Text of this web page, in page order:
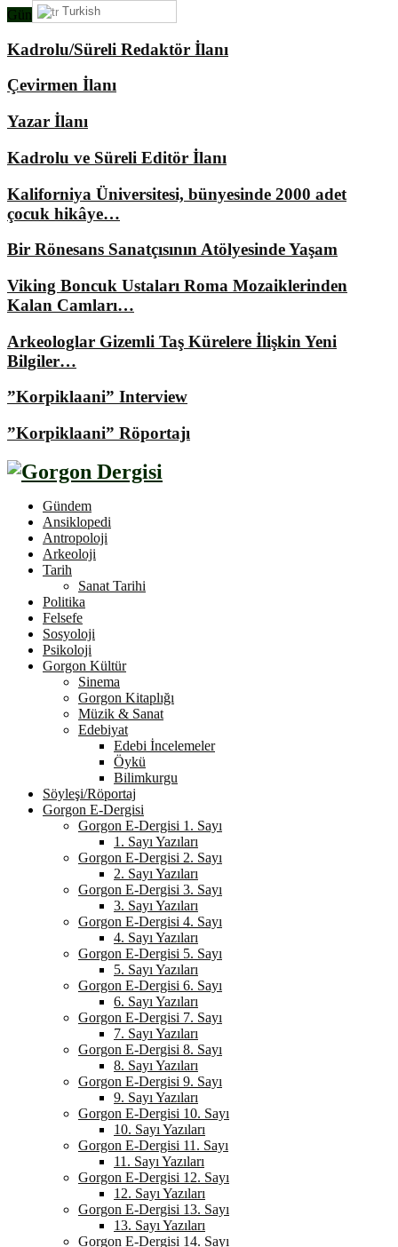
Gündemimizde Ne Var?
Kadrolu/Süreli Redaktör İlanı
Çevirmen İlanı
Yazar İlanı
Kadrolu ve Süreli Editör İlanı
Kaliforniya Üniversitesi, bünyesinde 2000 adet
çocuk hikâye…
Bir Rönesans Sanatçısının Atölyesinde Yaşam
Viking Boncuk Ustaları Roma Mozaiklerinden
Kalan Camları…
Arkeologlar Gizemli Taş Kürelere İlişkin Yeni
Bilgiler…
”Korpiklaani” Interview
”Korpiklaani” Röportajı
Gündem
Ansiklopedi
Antropoloji
Arkeoloji
Tarih
Sanat Tarihi
Politika
Felsefe
Sosyoloji
Psikoloji
Gorgon Kültür
Sinema
Gorgon Kitaplığı
Müzik & Sanat
Edebiyat
Edebi İncelemeler
Öykü
Bilimkurgu
Söyleşi/Röportaj
Gorgon E-Dergisi
Gorgon E-Dergisi 1. Sayı
1. Sayı Yazıları
Gorgon E-Dergisi 2. Sayı
2. Sayı Yazıları
Gorgon E-Dergisi 3. Sayı
3. Sayı Yazıları
Gorgon E-Dergisi 4. Sayı
4. Sayı Yazıları
Gorgon E-Dergisi 5. Sayı
5. Sayı Yazıları
Gorgon E-Dergisi 6. Sayı
6. Sayı Yazıları
Gorgon E-Dergisi 7. Sayı
7. Sayı Yazıları
Gorgon E-Dergisi 8. Sayı
8. Sayı Yazıları
Gorgon E-Dergisi 9. Sayı
9. Sayı Yazıları
Gorgon E-Dergisi 10. Sayı
10. Sayı Yazıları
Gorgon E-Dergisi 11. Sayı
11. Sayı Yazıları
Gorgon E-Dergisi 12. Sayı
12. Sayı Yazıları
Gorgon E-Dergisi 13. Sayı
13. Sayı Yazıları
Gorgon E-Dergisi 14. Sayı
Turkish